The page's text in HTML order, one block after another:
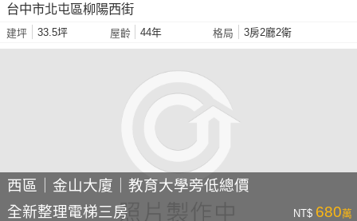
台中市北屯區柳陽西街
建坪 33.5坪 屋齡 44年 格局 3房2廳2衛
西區｜金山大廈｜教育大學旁低總價
全新整理電梯三房
NT$ 680萬